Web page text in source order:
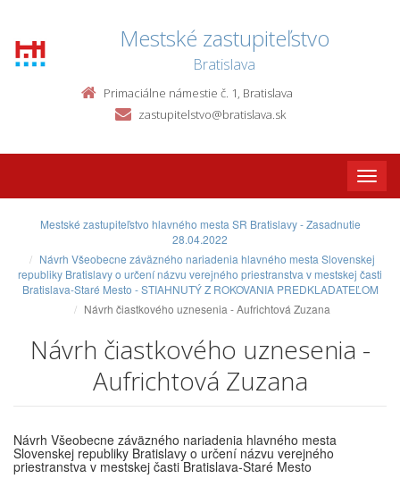
Mestské zastupiteľstvo
Bratislava
Primaciálne námestie č. 1, Bratislava
zastupitelstvo@bratislava.sk
Toggle
Mestské zastupiteľstvo hlavného mesta SR Bratislavy - Zasadnutie
28.04.2022
Návrh Všeobecne záväzného nariadenia hlavného mesta Slovenskej
republiky Bratislavy o určení názvu verejného priestranstva v mestskej časti
Bratislava-Staré Mesto - STIAHNUTÝ Z ROKOVANIA PREDKLADATEĽOM
Návrh čiastkového uznesenia - Aufrichtová Zuzana
Návrh čiastkového uznesenia -
Aufrichtová Zuzana
Návrh Všeobecne záväzného nariadenia hlavného mesta
Slovenskej republiky Bratislavy o určení názvu verejného
priestranstva v mestskej časti Bratislava-Staré Mesto